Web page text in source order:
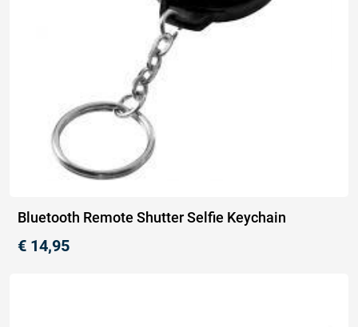
Bluetooth Remote Shutter Selfie Keychain
€ 14,95